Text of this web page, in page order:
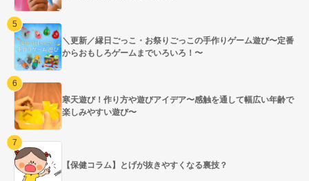
＼更新／縁日ごっこ・お祭りごっこの手作りゲーム遊び〜定番
からおもしろゲームまでいろいろ！〜
寒天遊び！作り方や遊びアイデア〜感触を通して幅広い年齢で
楽しみやすい遊び〜
【保健コラム】とげが抜きやすくなる裏技？